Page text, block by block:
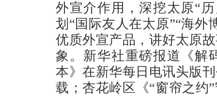
外宣介作用，深挖太原“
划“国际友人在太原”“海外
优质外宣产品，讲好太原
象。新华社重磅报道《解
本》在新华每日电讯头版
载；杏花岭区《“窗帘之约